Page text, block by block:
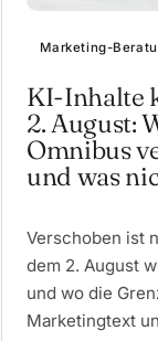
Marketing-
KI-Inhalte
2. August:
Omnibus
und was
Verschoben ist
dem 2. August
und wo die
Marketingtext